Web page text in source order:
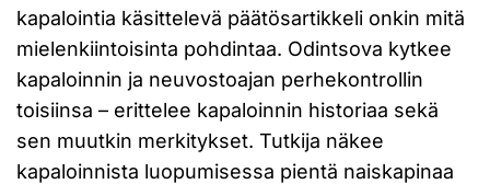
kapalointia käsittelevä päätösartikkeli onkin mitä
mielenkiintoisinta pohdintaa. Odintsova kytkee
kapaloinnin ja neuvostoajan perhekontrollin
toisiinsa – erittelee kapaloinnin historiaa sekä
sen muutkin merkitykset. Tutkija näkee
kapaloinnista luopumisessa pientä naiskapinaa